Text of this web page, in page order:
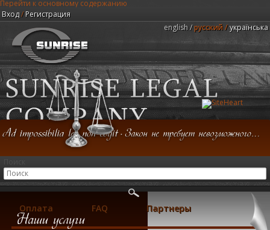
Перейти к основному содержанию
Вход/ Регистрация
english русский українська
Юридическая компания "Центр Санрайз"
Главная
Оплата FAQ Партнеры